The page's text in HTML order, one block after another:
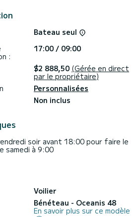
ou de réservation, cliquez
Bateau seul
:
17:00 / 09:00
$2 888,50 (Gérée en direct
par le propriétaire)
Personnalisées
Non inclus
soir avant 18:00 pour faire le
samedi à 9:00
Voilier
Bénéteau - Oceanis 48
En savoir plus sur ce modèle